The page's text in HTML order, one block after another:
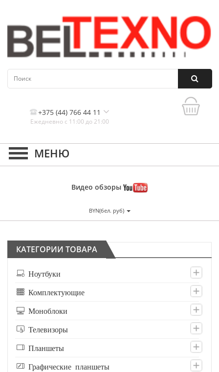
+375 (44) 766 44 11
Ежедневно с 11:00 до 21:00
Контакты, и схема проезда
Видео обзоры
BYN(бел. руб)
КАТЕГОРИИ ТОВАРА
Ноутбуки
Комплектующие
Моноблоки
Телевизоры
Планшеты
Графические планшеты